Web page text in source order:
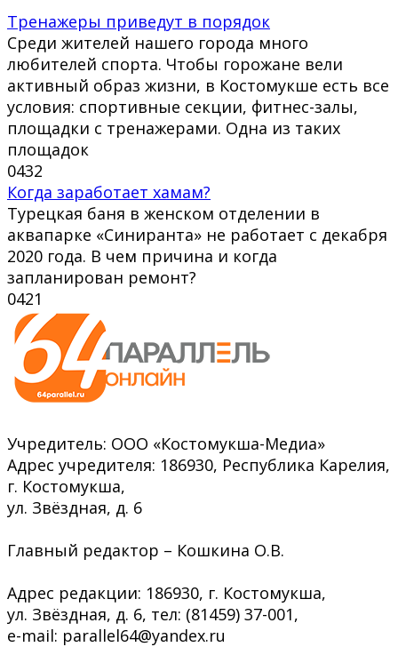
Тренажеры приведут в порядок
Среди жителей нашего города много
любителей спорта. Чтобы горожане вели
активный образ жизни, в Костомукше есть все
условия: спортивные секции, фитнес-залы,
площадки с тренажерами. Одна из таких
площадок
0432
Когда заработает хамам?
Турецкая баня в женском отделении в
аквапарке «Синиранта» не работает с декабря
2020 года. В чем причина и когда
запланирован ремонт?
0421
Учредитель: ООО «Костомукша-Медиа»
Адрес учредителя: 186930, Республика Карелия,
г. Костомукша,
ул. Звёздная, д. 6
Главный редактор – Кошкина О.В.
Адрес редакции: 186930, г. Костомукша,
ул. Звёздная, д. 6, тел: (81459) 37-001,
e-mail: parallel64@yandex.ru